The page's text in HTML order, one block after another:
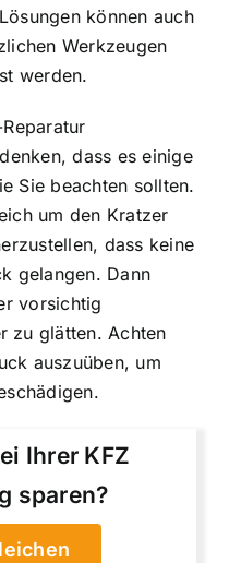
können auch
Werkzeugen
werden.
dass es einige
Sie beachten sollten.
um den Kratzer
dass keine
gelangen. Dann
vorsichtig
zu glätten. Achten
auszuüben, um
Ihrer KFZ
sparen?